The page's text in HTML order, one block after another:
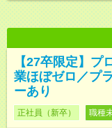
【27卒限定】
業ほぼゼロ／プ
ーあり
正社員（新卒） 職種